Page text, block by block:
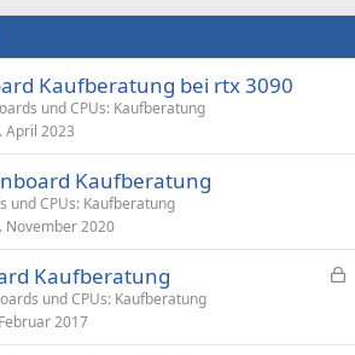
Kaufberatung bei rtx 3090
und CPUs: Kaufberatung
April 2023
Kaufberatung
und CPUs: Kaufberatung
November 2020
p
Kaufberatung
und CPUs: Kaufberatung
2017